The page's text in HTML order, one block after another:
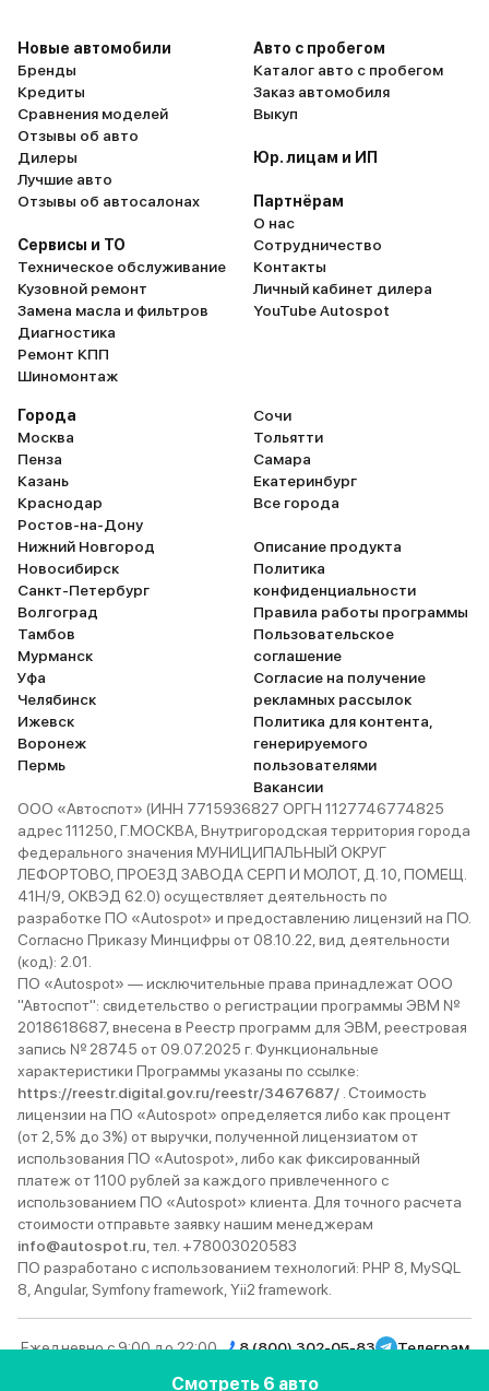
Смотреть 6 авто
Новые автомобили
Бренды
Кредиты
Сравнения моделей
Отзывы об авто
Дилеры
Лучшие авто
Отзывы об автосалонах
Сервисы и ТО
Техническое обслуживание
Кузовной ремонт
Замена масла и фильтров
Диагностика
Ремонт КПП
Шиномонтаж
Авто с пробегом
Каталог авто с пробегом
Заказ автомобиля
Выкуп
Юр. лицам и ИП
Партнёрам
О нас
Сотрудничество
Контакты
Личный кабинет дилера
YouTube Autospot
Города
Москва
Пенза
Казань
Краснодар
Ростов-на-Дону
Нижний Новгород
Новосибирск
Санкт-Петербург
Волгоград
Тамбов
Мурманск
Уфа
Челябинск
Ижевск
Воронеж
Пермь
Сочи
Тольятти
Самара
Екатеринбург
Все города
Описание продукта
Политика
конфиденциальности
Правила работы программы
Пользовательское
соглашение
Согласие на получение
рекламных рассылок
Политика для контента,
генерируемого
пользователями
Вакансии
ООО «Автоспот» (ИНН 7715936827 ОРГН 1127746774825
адрес 111250, Г.МОСКВА, Внутригородская территория города
федерального значения МУНИЦИПАЛЬНЫЙ ОКРУГ
ЛЕФОРТОВО, ПРОЕЗД ЗАВОДА СЕРП И МОЛОТ, Д. 10, ПОМЕЩ.
41Н/9, ОКВЭД 62.0) осуществляет деятельность по
разработке ПО «Autospot» и предоставлению лицензий на ПО.
Согласно Приказу Минцифры от 08.10.22, вид деятельности
(код): 2.01.
ПО «Autospot» — исключительные права принадлежат ООО
"Автоспот": свидетельство о регистрации программы ЭВМ №
2018618687, внесена в Реестр программ для ЭВМ, реестровая
запись № 28745 от 09.07.2025 г. Функциональные
характеристики Программы указаны по ссылке:
https://reestr.digital.gov.ru/reestr/3467687/ . Стоимость
лицензии на ПО «Autospot» определяется либо как процент
(от 2,5% до 3%) от выручки, полученной лицензиатом от
использования ПО «Autospot», либо как фиксированный
платеж от 1100 рублей за каждого привлеченного с
использованием ПО «Autospot» клиента. Для точного расчета
стоимости отправьте заявку нашим менеджерам
info@autospot.ru , тел. +78003020583
ПО разработано с использованием технологий: PHP 8, MySQL
8, Angular, Symfony framework, Yii2 framework.
Ежедневно с 9:00 до 22:00 8 (800) 302-05-83
Телеграм